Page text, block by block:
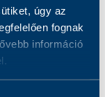
úgy az
fognak
információ